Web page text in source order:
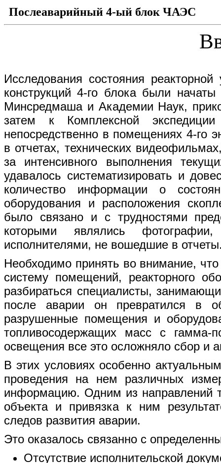
Послеаварийный 4-ый блок ЧАЭС
Исследования состояния
конструкций 4-го блока были
Минсредмаша и Академии Наук,
затем к Комплексной
непосредственно в помещениях 4-го
в отчетах, технических
за интенсивного выполнения
удавалось систематизировать и
количество информации о
оборудования и расположения
было связано и с трудностями
которыми являлись
исполнителями, не вошедшие в
Необходимо принять во внимание,
систему помещений, реакторного
разбираться специалисты,
после аварии он превратился в
разрушенные помещения и
топливосодержащих масс с гамма-
освещения все это осложняло сбор
В этих условиях особенно
проведения на нем различных
информацию. Одним из направлений
объекта и привязка к ним
следов развития аварии.
Это оказалось связанно с
Отсутствие исполнительской